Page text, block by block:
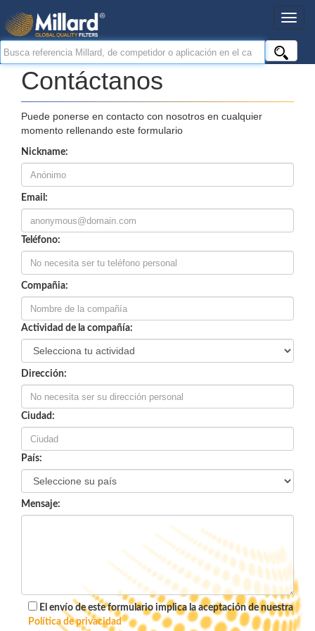
Contáctanos
Puede ponerse en contacto con nosotros en cualquier
momento rellenando este formulario
Nickname:
Email:
Teléfono:
Compañia:
Actividad de la compañía:
Dirección:
Ciudad:
País:
Mensaje:
El envío de este formulario implica la aceptación de nuestra
Política de privacidad